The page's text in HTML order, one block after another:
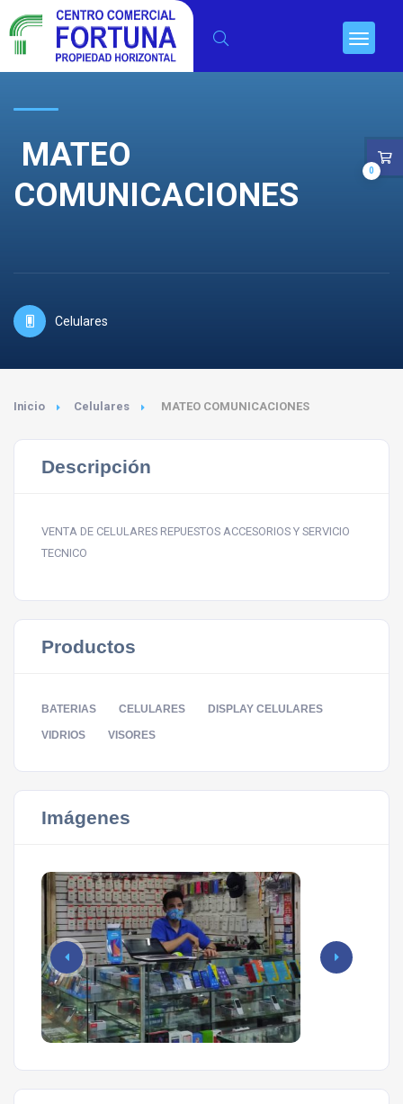
MATEO
COMUNICACIONES
Celulares
Inicio Celulares MATEO COMUNICACIONES
Descripción
VENTA DE CELULARES REPUESTOS ACCESORIOS Y SERVICIO
TECNICO
Productos
BATERIAS CELULARES DISPLAY CELULARES
VIDRIOS VISORES
Imágenes
0